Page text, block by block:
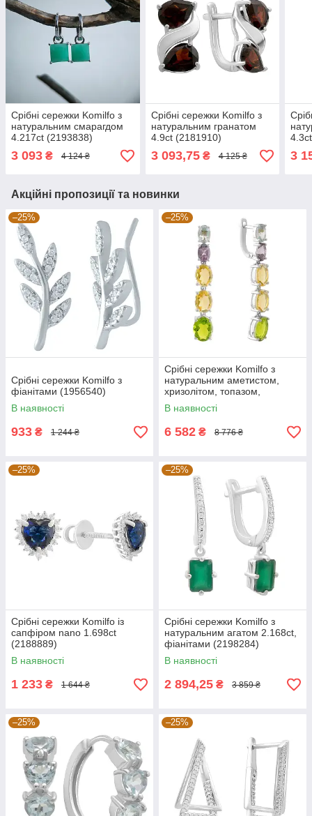
Срібні сережки Komilfo з
натуральним смарагдом
4.217ct (2193838)
3 093 ₴ 4 124 ₴
Срібні сережки Komilfo з
натуральним гранатом
4.9ct (2181910)
3 093,75₴ 4 125 ₴ 3
Акційні пропозиції та новинки
–25%
Срібні сережки Komilfo з
фіанітами (1956540)
В наявності
933 ₴ 1 244 ₴
–25%
Срібні сережки Komilfo з
натуральним аметистом,
хризолітом, топазом,
цитрином (2183259)
В наявності
6 582 ₴ 8 776 ₴
–25%
Срібні сережки Komilfo із
сапфіром nano 1.698ct
(2188889)
В наявності
1 233 ₴ 1 644 ₴
–25%
Срібні сережки Komilfo з
натуральним агатом 2.168ct,
фіанітами (2198284)
В наявності
2 894,25 ₴ 3 859 ₴
–25% –25%